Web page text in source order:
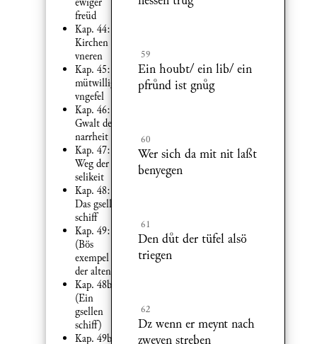
freüd
Kap. 44:
Kirchen
vneren
Kap. 45:
mütwillig
vngefel
Kap. 46:
Gwalt der
narrheit
Kap. 47:
Weg der
selikeit
Kap. 48:
Das gsellen
schiff
Kap. 49:
(Bös
exempel
der alten)
Kap. 48b:
(Ein
gsellen
schiff)
Kap. 49b:
59
Ein houbt/ ein lib/ ein
pfrnd ist gng
60
Wer sich da mit nit laßt
benyegen
61
Den dt der tüfel alsö
triegen
62
Dz wenn er meynt nach
zweyen streben